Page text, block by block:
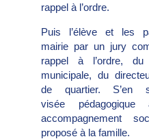
rappel à l’ordre.
Puis l’élève et les
mairie par un jury
rappel à l’ordre,
municipale, du
de quartier. S’en
visée
accompagnement
proposé à la famille.